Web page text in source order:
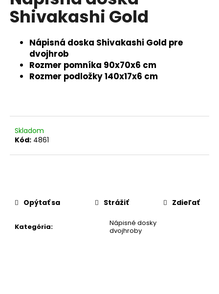
0,0
z
hviezdičiek.
Shivakashi Gold
Nápisná doska Shivakashi Gold pre
dvojhrob
Rozmer pomníka 90x70x6 cm
Rozmer podložky 140x17x6 cm
Skladom
Kód: 4861
Kategória:
Nápisné dosky
dvojhroby
Opýtať sa Strážiť Zdieľať
á
j
O
a